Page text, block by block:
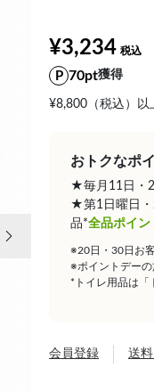
¥3,234
70pt獲得
¥8,800（税込）以
おトクなポ
★毎月11日・
★第1日曜日・
品*全品ポイン
※20日・30日お
※ポイントデーの
*トイレ用品は「
会員登録 送